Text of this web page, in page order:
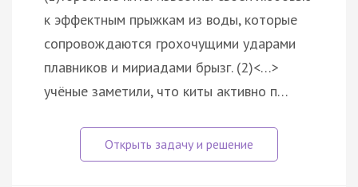
к эффектным прыжкам из воды, которые
сопровождаются грохочущими ударами
плавников и мириадами брызг. (2)<…>
учёные заметили, что киты активно п…